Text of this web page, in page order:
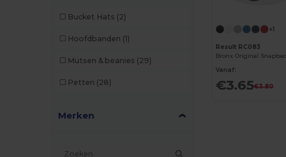
Bucket Hats (2)
Hoofdbanden (1)
Mutsen & beanies (29)
Petten (28)
Merken
+1
Result RC083
Vanaf:
€3.65€3.80